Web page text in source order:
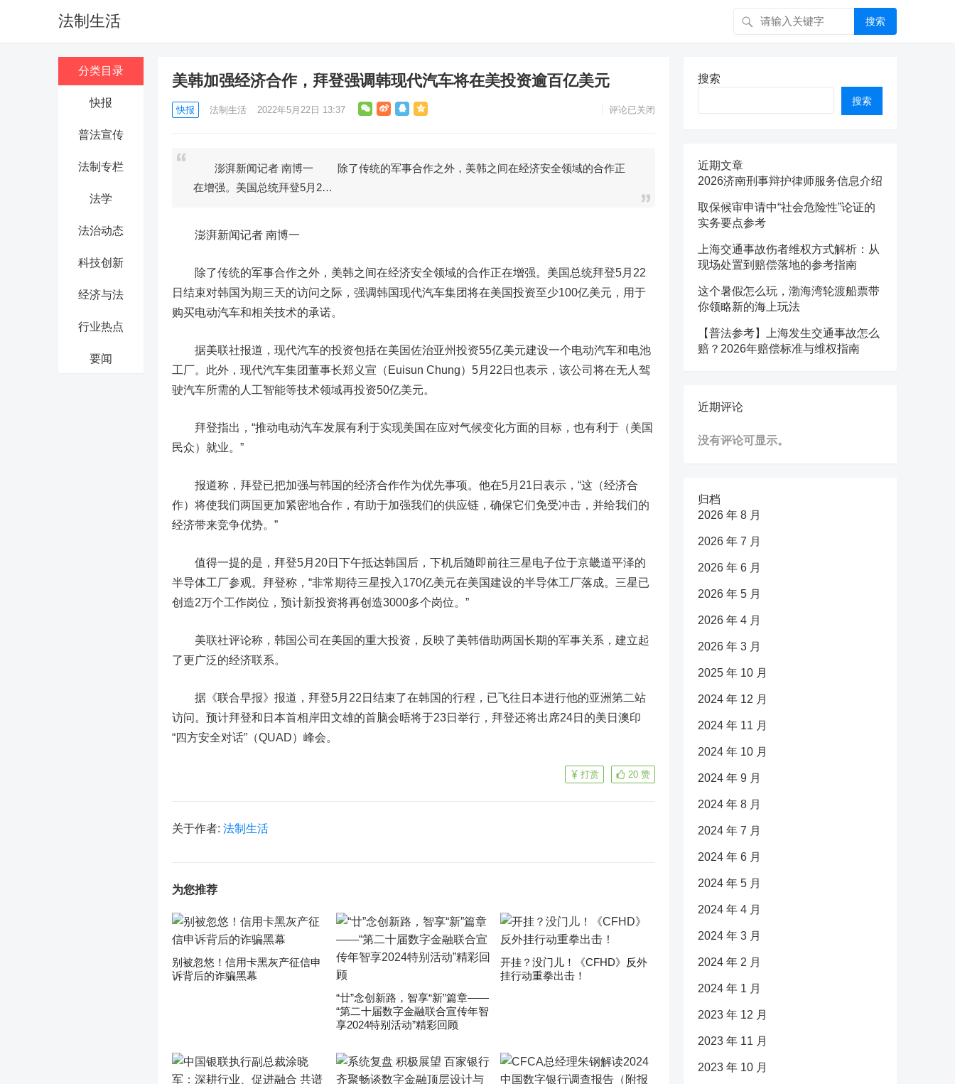
法制生活 搜索
分类目录
快报
普法宣传
法制专栏
法学
法治动态
科技创新
经济与法
行业热点
要闻
美韩加强经济合作，拜登强调韩现代汽车将在美投资逾百亿美元
快报 法制生活 2022年5月22日 13:37 评论已关闭
澎湃新闻记者 南博一 除了传统的军事合作之外，美韩之间在经济安全领域的合作正
在增强。美国总统拜登5月2…
澎湃新闻记者 南博一
除了传统的军事合作之外，美韩之间在经济安全领域的合作正在增强。美国总统拜登5月22
日结束对韩国为期三天的访问之际，强调韩国现代汽车集团将在美国投资至少100亿美元，用于
购买电动汽车和相关技术的承诺。
据美联社报道，现代汽车的投资包括在美国佐治亚州投资55亿美元建设一个电动汽车和电池
工厂。此外，现代汽车集团董事长郑义宣（Euisun Chung）5月22日也表示，该公司将在无人驾
驶汽车所需的人工智能等技术领域再投资50亿美元。
拜登指出，“推动电动汽车发展有利于实现美国在应对气候变化方面的目标，也有利于（美国
民众）就业。”
报道称，拜登已把加强与韩国的经济合作作为优先事项。他在5月21日表示，“这（经济合
作）将使我们两国更加紧密地合作，有助于加强我们的供应链，确保它们免受冲击，并给我们的
经济带来竞争优势。”
值得一提的是，拜登5月20日下午抵达韩国后，下机后随即前往三星电子位于京畿道平泽的
半导体工厂参观。拜登称，“非常期待三星投入170亿美元在美国建设的半导体工厂落成。三星已
创造2万个工作岗位，预计新投资将再创造3000多个岗位。”
美联社评论称，韩国公司在美国的重大投资，反映了美韩借助两国长期的军事关系，建立起
了更广泛的经济联系。
据《联合早报》报道，拜登5月22日结束了在韩国的行程，已飞往日本进行他的亚洲第二站
访问。预计拜登和日本首相岸田文雄的首脑会晤将于23日举行，拜登还将出席24日的美日澳印
“四方安全对话”（QUAD）峰会。
20 赞
打赏
关于作者: 法制生活
为您推荐
别被忽悠！信用卡黑灰产征信申
诉背后的诈骗黑幕
“廿”念创新路，智享“新”篇章——
“第二十届数字金融联合宣传年智
享2024特别活动”精彩回顾
开挂？没门儿！《CFHD》反外
挂行动重拳出击！
搜索
搜索
近期文章
2026济南刑事辩护律师服务信息介绍
取保候审申请中“社会危险性”论证的
实务要点参考
上海交通事故伤者维权方式解析：从
现场处置到赔偿落地的参考指南
这个暑假怎么玩，渤海湾轮渡船票带
你领略新的海上玩法
【普法参考】上海发生交通事故怎么
赔？2026年赔偿标准与维权指南
近期评论
没有评论可显示。
归档
2026 年 8 月
2026 年 7 月
2026 年 6 月
2026 年 5 月
2026 年 4 月
2026 年 3 月
2025 年 10 月
2024 年 12 月
2024 年 11 月
2024 年 10 月
2024 年 9 月
2024 年 8 月
2024 年 7 月
2024 年 6 月
2024 年 5 月
2024 年 4 月
2024 年 3 月
2024 年 2 月
2024 年 1 月
2023 年 12 月
2023 年 11 月
2023 年 10 月